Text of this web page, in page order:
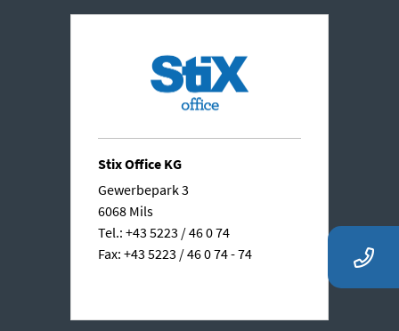
Stix Office KG
Gewerbepark 3
6068 Mils
Tel.: +43 5223 / 46 0 74
Fax: +43 5223 / 46 0 74 - 74